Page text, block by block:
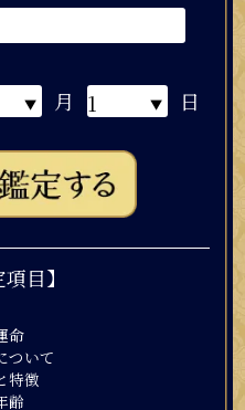
月 日
項目】
命
ついて
特徴
齢